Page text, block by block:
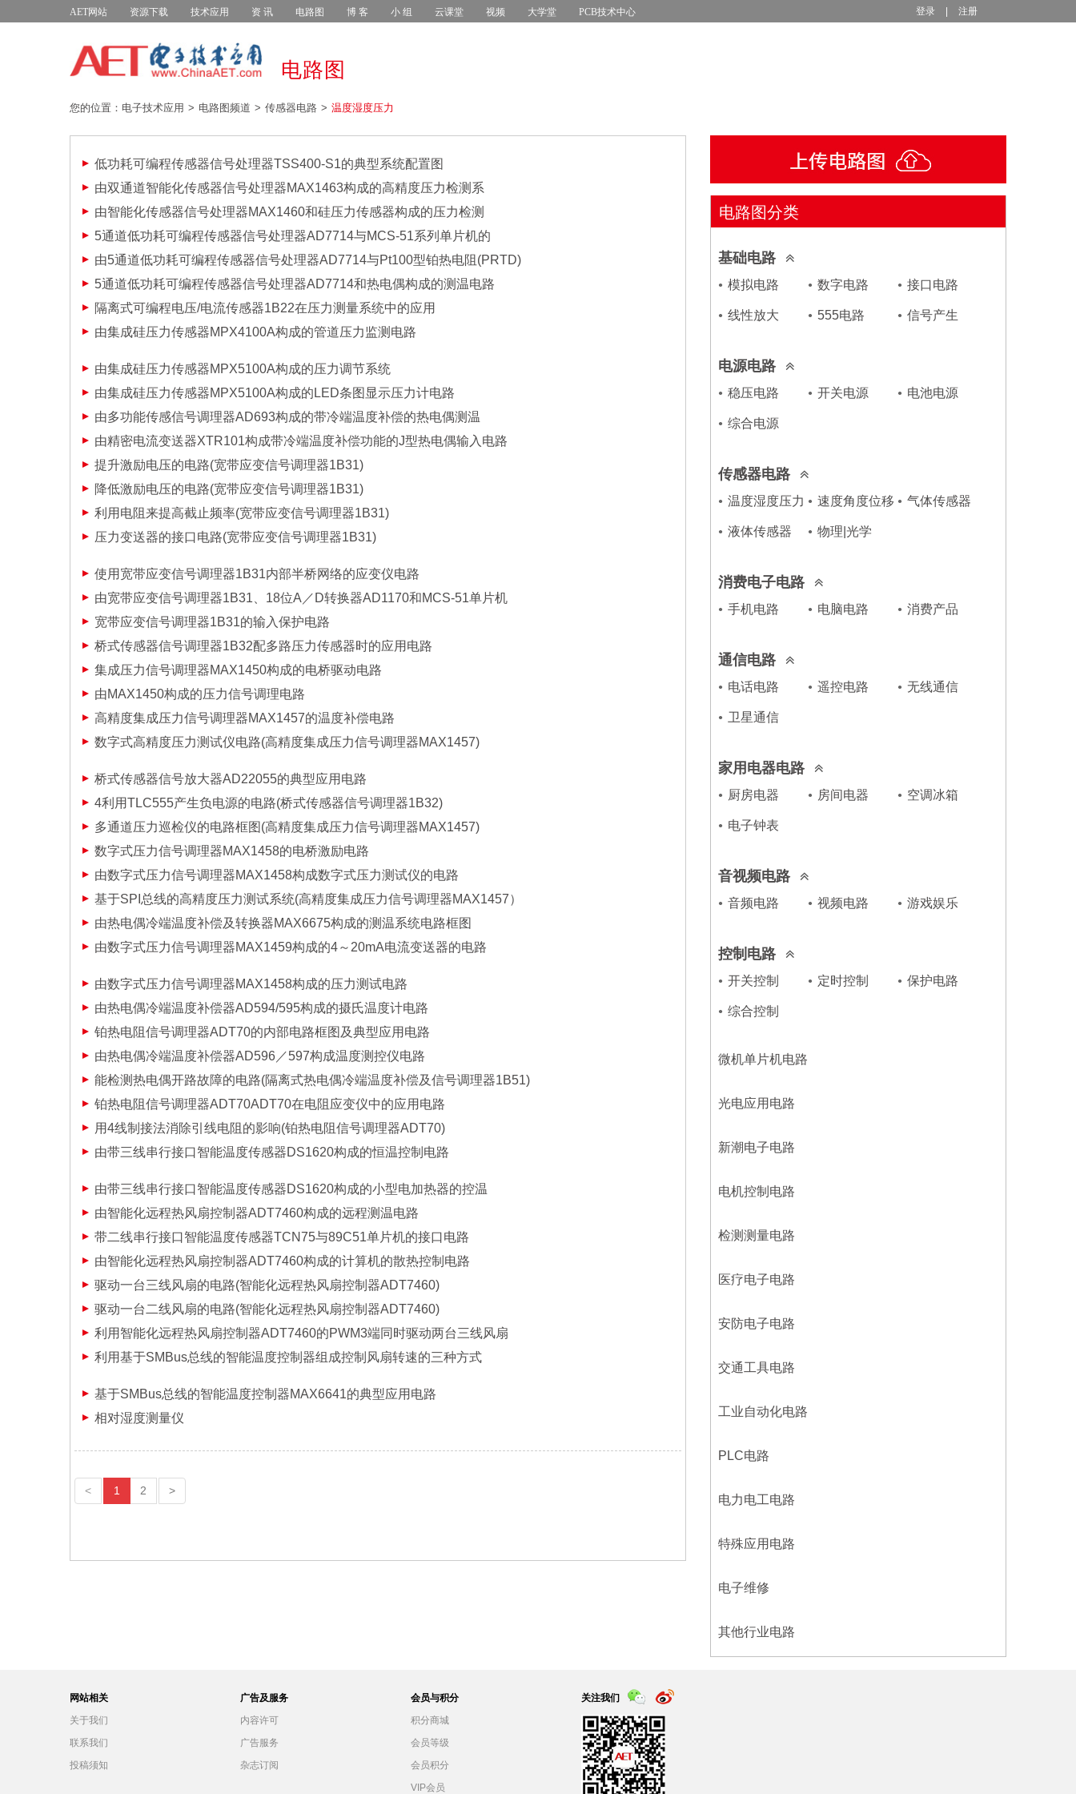
AET网站 资源下载 技术应用 资 讯 电路图 博 客 小 组 云课堂 视频 大学堂 PCB技术中心 登录 注册
电路图
您的位置：电子技术应用 电路图频道 传感器电路 温度湿度压力
低功耗可编程传感器信号处理器TSS400-S1的典型系统配置图
由双通道智能化传感器信号处理器MAX1463构成的高精度压力检测系
由智能化传感器信号处理器MAX1460和硅压力传感器构成的压力检测
5通道低功耗可编程传感器信号处理器AD7714与MCS-51系列单片机的
由5通道低功耗可编程传感器信号处理器AD7714与Pt100型铂热电阻(PRTD)
5通道低功耗可编程传感器信号处理器AD7714和热电偶构成的测温电路
隔离式可编程电压/电流传感器1B22在压力测量系统中的应用
由集成硅压力传感器MPX4100A构成的管道压力监测电路
由集成硅压力传感器MPX5100A构成的压力调节系统
由集成硅压力传感器MPX5100A构成的LED条图显示压力计电路
由多功能传感信号调理器AD693构成的带冷端温度补偿的热电偶测温
由精密电流变送器XTR101构成带冷端温度补偿功能的J型热电偶输入电路
提升激励电压的电路(宽带应变信号调理器1B31)
降低激励电压的电路(宽带应变信号调理器1B31)
利用电阻来提高截止频率(宽带应变信号调理器1B31)
压力变送器的接口电路(宽带应变信号调理器1B31)
使用宽带应变信号调理器1B31内部半桥网络的应变仪电路
由宽带应变信号调理器1B31、18位A／D转换器AD1170和MCS-51单片机
宽带应变信号调理器1B31的输入保护电路
桥式传感器信号调理器1B32配多路压力传感器时的应用电路
集成压力信号调理器MAX1450构成的电桥驱动电路
由MAX1450构成的压力信号调理电路
高精度集成压力信号调理器MAX1457的温度补偿电路
数字式高精度压力测试仪电路(高精度集成压力信号调理器MAX1457)
桥式传感器信号放大器AD22055的典型应用电路
4利用TLC555产生负电源的电路(桥式传感器信号调理器1B32)
多通道压力巡检仪的电路框图(高精度集成压力信号调理器MAX1457)
数字式压力信号调理器MAX1458的电桥激励电路
由数字式压力信号调理器MAX1458构成数字式压力测试仪的电路
基于SPI总线的高精度压力测试系统(高精度集成压力信号调理器MAX1457）
由热电偶冷端温度补偿及转换器MAX6675构成的测温系统电路框图
由数字式压力信号调理器MAX1459构成的4～20mA电流变送器的电路
由数字式压力信号调理器MAX1458构成的压力测试电路
由热电偶冷端温度补偿器AD594/595构成的摄氏温度计电路
铂热电阻信号调理器ADT70的内部电路框图及典型应用电路
由热电偶冷端温度补偿器AD596／597构成温度测控仪电路
能检测热电偶开路故障的电路(隔离式热电偶冷端温度补偿及信号调理器1B51)
铂热电阻信号调理器ADT70ADT70在电阻应变仪中的应用电路
用4线制接法消除引线电阻的影响(铂热电阻信号调理器ADT70)
由带三线串行接口智能温度传感器DS1620构成的恒温控制电路
由带三线串行接口智能温度传感器DS1620构成的小型电加热器的控温
由智能化远程热风扇控制器ADT7460构成的远程测温电路
带二线串行接口智能温度传感器TCN75与89C51单片机的接口电路
由智能化远程热风扇控制器ADT7460构成的计算机的散热控制电路
驱动一台三线风扇的电路(智能化远程热风扇控制器ADT7460)
驱动一台二线风扇的电路(智能化远程热风扇控制器ADT7460)
利用智能化远程热风扇控制器ADT7460的PWM3端同时驱动两台三线风扇
利用基于SMBus总线的智能温度控制器组成控制风扇转速的三种方式
基于SMBus总线的智能温度控制器MAX6641的典型应用电路
相对湿度测量仪
< 1 2 >
电路图分类
基础电路
模拟电路 数字电路 接口电路
线性放大 555电路 信号产生
电源电路
稳压电路 开关电源 电池电源
综合电源
传感器电路
温度湿度压力 速度角度位移 气体传感器
液体传感器 物理|光学
消费电子电路
手机电路 电脑电路 消费产品
通信电路
电话电路 遥控电路 无线通信
卫星通信
家用电器电路
厨房电器 房间电器 空调冰箱
电子钟表
音视频电路
音频电路 视频电路 游戏娱乐
控制电路
开关控制 定时控制 保护电路
综合控制
微机单片机电路
光电应用电路
新潮电子电路
电机控制电路
检测测量电路
医疗电子电路
安防电子电路
交通工具电路
工业自动化电路
PLC电路
电力电工电路
特殊应用电路
电子维修
其他行业电路
网站相关
关于我们
联系我们
投稿须知
广告及服务
内容许可
广告服务
杂志订阅
会员与积分
积分商城
会员等级
会员积分
VIP会员
关注我们